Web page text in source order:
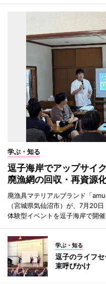
学ぶ・知る
逗子海岸でアップサイ
廃漁網の回収・再資源
廃漁具マテリアルブランド「
（宮城県気仙沼市）が、7月20
体験型イベントを逗子海岸で開催
学ぶ・知る
逗子のライフ
束呼びかけ